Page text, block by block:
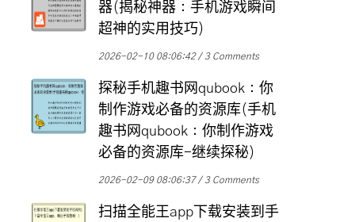
器(揭秘神器：手机游戏瞬间
超神的实用技巧)
2026-02-10 08:06:42 3 Comments
探秘手机趣书网qubook：你
制作游戏必备的资源库(手机
趣书网qubook：你制作游戏
必备的资源库-继续探秘)
2026-02-09 08:06:37 3 Comments
扫描全能王app下载安装到手